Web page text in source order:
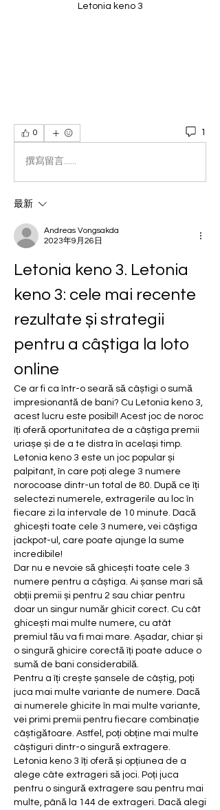
Letonia keno 3
0 1
撰寫留言......
最新
Andreas Vongsakda
2023年9月26日
Letonia keno 3. Letonia
keno 3: cele mai recente
rezultate și strategii
pentru a câștiga la loto
online
Ce ar fi ca într-o seară să câștigi o sumă
impresionantă de bani? Cu Letonia keno 3,
acest lucru este posibil! Acest joc de noroc
îți oferă oportunitatea de a câștiga premii
uriașe și de a te distra în același timp.
Letonia keno 3 este un joc popular și
palpitant, în care poți alege 3 numere
norocoase dintr-un total de 80. După ce îți
selectezi numerele, extragerile au loc în
fiecare zi la intervale de 10 minute. Dacă
ghicești toate cele 3 numere, vei câștiga
jackpot-ul, care poate ajunge la sume
incredibile!
Dar nu e nevoie să ghicești toate cele 3
numere pentru a câștiga. Ai șanse mari să
obții premii și pentru 2 sau chiar pentru
doar un singur număr ghicit corect. Cu cât
ghicești mai multe numere, cu atât
premiul tău va fi mai mare. Așadar, chiar și
o singură ghicire corectă îți poate aduce o
sumă de bani considerabilă.
Pentru a îți crește șansele de câștig, poți
juca mai multe variante de numere. Dacă
ai numerele ghicite în mai multe variante,
vei primi premii pentru fiecare combinație
câștigătoare. Astfel, poți obține mai multe
câștiguri dintr-o singură extragere.
Letonia keno 3 îți oferă și opțiunea de a
alege câte extrageri să joci. Poți juca
pentru o singură extragere sau pentru mai
multe, până la 144 de extrageri. Dacă alegi